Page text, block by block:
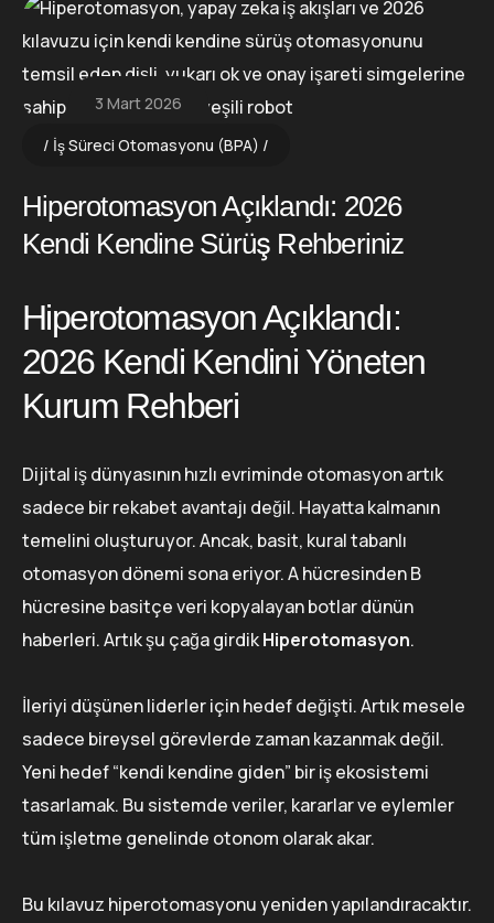
3 Mart 2026
İş Süreci Otomasyonu (BPA)
Hiperotomasyon Açıklandı: 2026
Kendi Kendine Sürüş Rehberiniz
Hiperotomasyon Açıklandı:
2026 Kendi Kendini Yöneten
Kurum Rehberi
Dijital iş dünyasının hızlı evriminde otomasyon artık
sadece bir rekabet avantajı değil. Hayatta kalmanın
temelini oluşturuyor. Ancak, basit, kural tabanlı
otomasyon dönemi sona eriyor. A hücresinden B
hücresine basitçe veri kopyalayan botlar dünün
haberleri. Artık şu çağa girdikHiperotomasyon.
İleriyi düşünen liderler için hedef değişti. Artık mesele
sadece bireysel görevlerde zaman kazanmak değil.
Yeni hedef “kendi kendine giden” bir iş ekosistemi
tasarlamak. Bu sistemde veriler, kararlar ve eylemler
tüm işletme genelinde otonom olarak akar.
Bu kılavuz hiperotomasyonu yeniden yapılandıracaktır.